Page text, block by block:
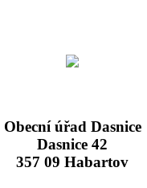
Obecní úřad Dasnice
Dasnice 42
357 09 Habartov